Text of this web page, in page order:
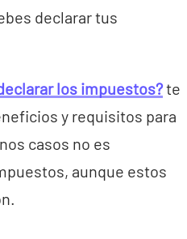
declarar tus
los impuestos?te
y requisitos para
casos no es
aunque estos